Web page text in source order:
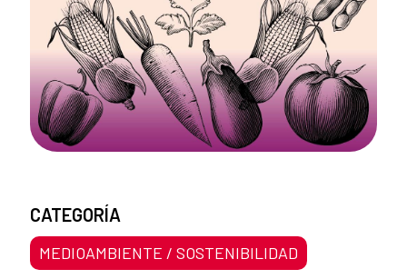
CATEGORÍA
MEDIOAMBIENTE / SOSTENIBILIDAD